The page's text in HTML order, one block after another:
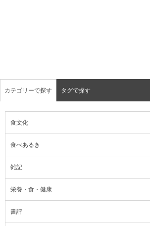
カテゴリーで探す タグで探す
食文化
食べあるき
雑記
栄養・食・健康
書評